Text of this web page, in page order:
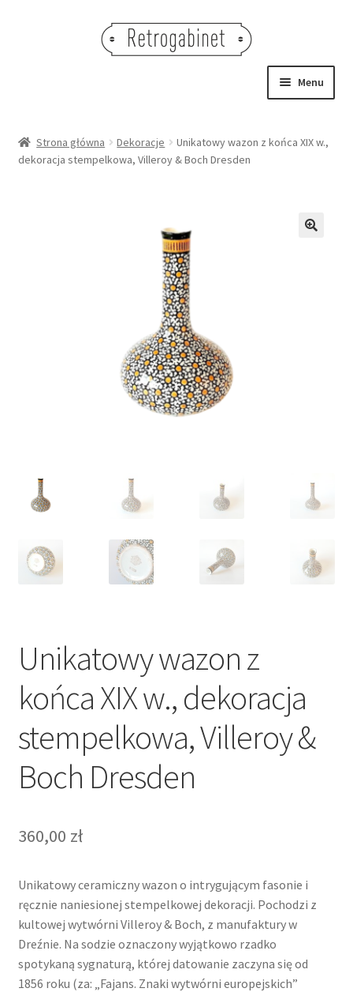
Menu
OBRAZY
Strona główna Dekoracje
Unikatowy wazon z końca XIX w.,
dekoracja stempelkowa, Villeroy & Boch Dresden
Unikatowy wazon z
końca XIX w., dekoracja
stempelkowa, Villeroy &
Boch Dresden
360,00 zł
Unikatowy ceramiczny wazon o intrygującym fasonie i
ręcznie naniesionej stempelkowej dekoracji. Pochodzi z
kultowej wytwórni Villeroy & Boch, z manufaktury w
Dreźnie. Na sodzie oznaczony wyjątkowo rzadko
spotykaną sygnaturą, której datowanie zaczyna się od
1856 roku (za: „Fajans. Znaki wytwórni europejskich”